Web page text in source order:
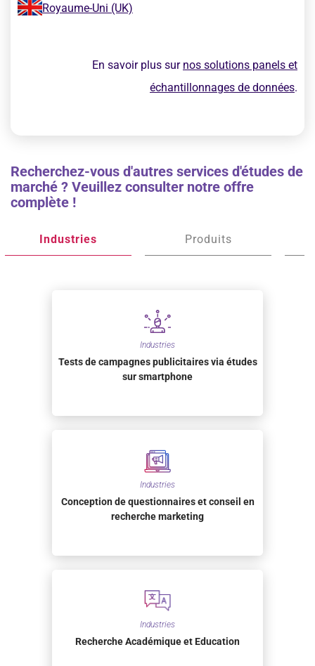
Royaume-Uni (UK)
En savoir plus sur nos solutions panels et
échantillonnages de données.
Recherchez-vous d'autres services d'études de
marché ? Veuillez consulter notre offre
complète !
Industries Produits
Industries
Tests de campagnes publicitaires via études
sur smartphone
Industries
Conception de questionnaires et conseil en
recherche marketing
Industries
Recherche Académique et Education